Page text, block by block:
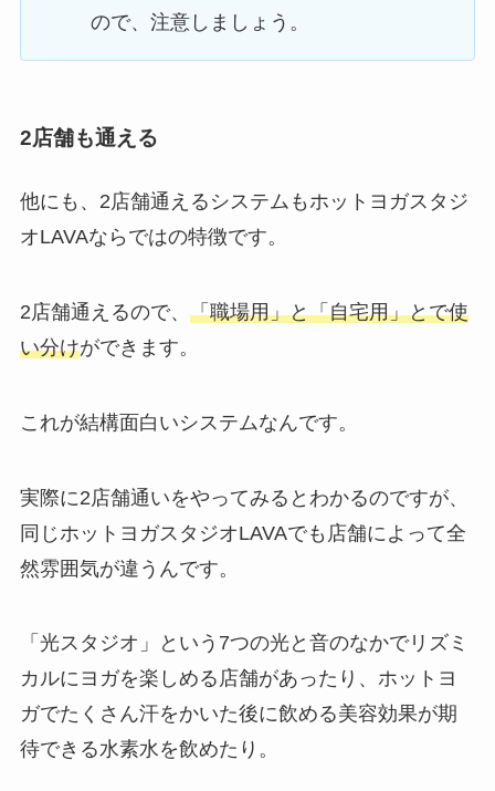
ので、注意しましょう。
2店舗も通える
他にも、2店舗通えるシステムもホットヨガスタジ
オLAVAならではの特徴です。
2店舗通えるので、 「職場用」と「自宅用」とで使
い分けができます。
これが結構面白いシステムなんです。
実際に2店舗通いをやってみるとわかるのですが、
同じホットヨガスタジオLAVAでも店舗によって全
然雰囲気が違うんです。
「光スタジオ」
という7つの光と音のなかでリズミ
カルにヨガを楽しめる店舗があったり、ホットヨ
ガでたくさん汗をかいた後に飲める美容効果が期
待できる水素水を飲めたり。